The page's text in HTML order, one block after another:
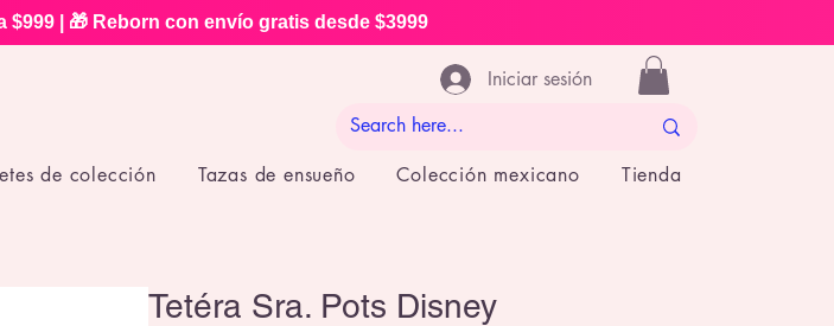
$999 | 🎁 Reborn con envío gratis desde $3999
Iniciar sesión
de colección Tazas de ensueño Colección mexicano Tienda
Tetéra Sra. Pots Disney